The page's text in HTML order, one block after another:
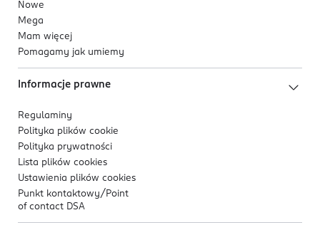
Nowe
Mega
Mam więcej
Pomagamy jak umiemy
Informacje prawne
Regulaminy
Polityka plików cookie
Polityka prywatności
Lista plików cookies
Ustawienia plików cookies
Punkt kontaktowy/ Point
of contact DSA